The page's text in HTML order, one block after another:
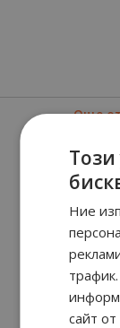
Още
Този
Ние
сайт